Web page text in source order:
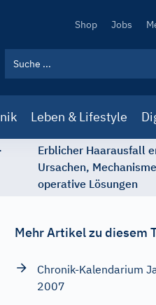
Secondary
Shop Jobs
Leben & Lifestyle
Erblicher Haarausfall
Ursachen,
operative Lösungen
Mehr Artikel zu diesem
Chronik-Kalendarium
2007